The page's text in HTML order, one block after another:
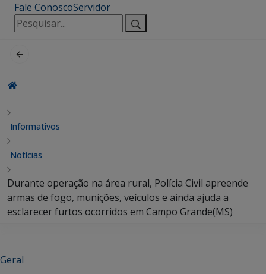
Fale ConoscoServidor
Pesquisar
por:
Informativos
Notícias
Durante operação na área rural, Polícia Civil apreende
armas de fogo, munições, veículos e ainda ajuda a
esclarecer furtos ocorridos em Campo Grande(MS)
Geral